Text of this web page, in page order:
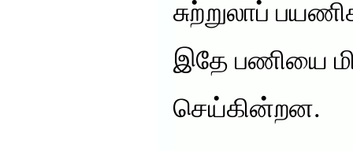
சுற்றுலாப்
இதே பணியை
செய்கின்றன.